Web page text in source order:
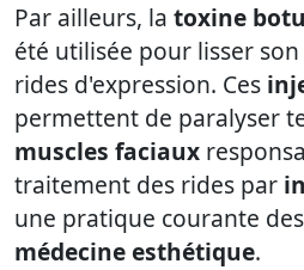
Par ailleurs, la toxine
été utilisée pour lisser
rides d'expression. Ces
permettent de paralyser
muscles faciaux
traitement des rides par
une pratique courante
médecine esthétique.